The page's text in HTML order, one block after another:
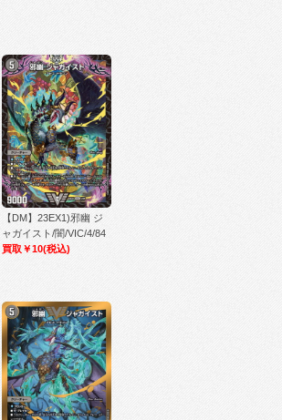
【DM】23EX1)邪幽 ジ
ャガイスト/闇/VIC/4/84
買取￥10(税込)